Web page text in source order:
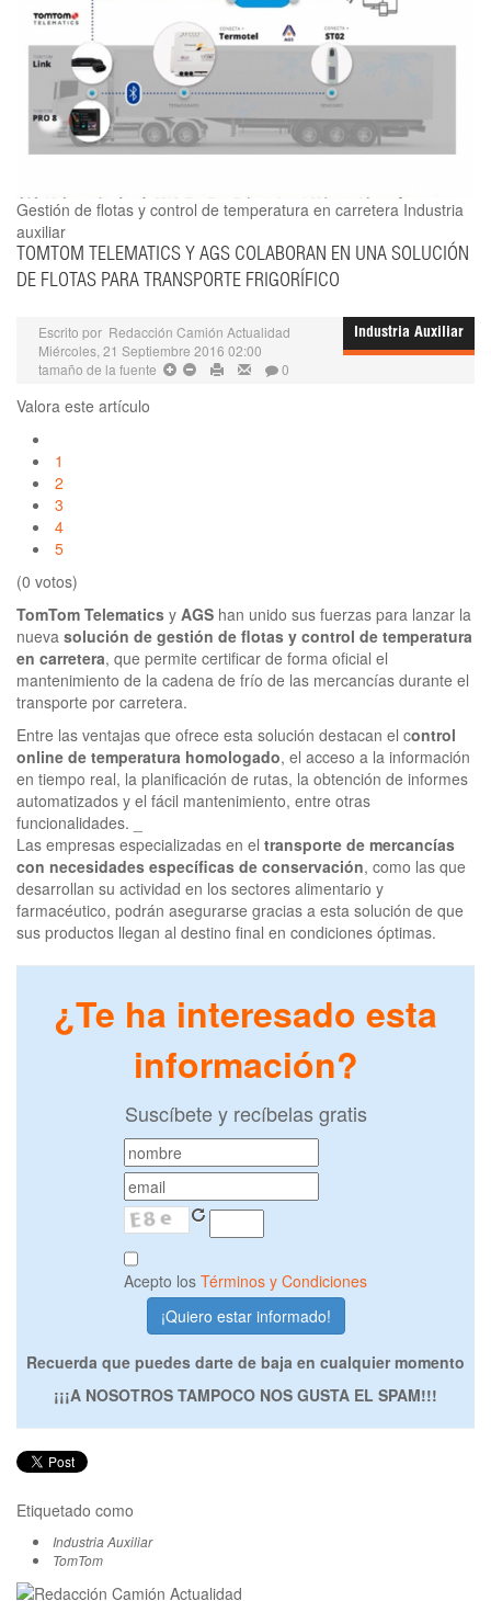
Gestión de flotas y control de temperatura en carretera Industria
auxiliar
TOMTOM TELEMATICS Y AGS COLABORAN EN UNA SOLUCIÓN
DE FLOTAS PARA TRANSPORTE FRIGORÍFICO
Industria Auxiliar
Escrito por Redacción Camión Actualidad
Miércoles, 21 Septiembre 2016 02:00
tamaño de la fuente
0
Valora este artículo
1
2
3
4
5
(0 votos)
TomTom Telematics y AGS han unido sus fuerzas para lanzar la
nueva solución de gestión de flotas y control de temperatura
en carretera, que permite certificar de forma oficial el
mantenimiento de la cadena de frío de las mercancías durante el
transporte por carretera.
Entre las ventajas que ofrece esta solución destacan el control
online de temperatura homologado, el acceso a la información
en tiempo real, la planificación de rutas, la obtención de informes
automatizados y el fácil mantenimiento, entre otras
funcionalidades. _
Las empresas especializadas en el transporte de mercancías
con necesidades específicas de conservación, como las que
desarrollan su actividad en los sectores alimentario y
farmacéutico, podrán asegurarse gracias a esta solución de que
sus productos llegan al destino final en condiciones óptimas.
¿Te ha interesado esta
información?
Suscíbete y recíbelas gratis
Acepto los Términos y Condiciones
Recuerda que puedes darte de baja en cualquier momento
¡¡¡A NOSOTROS TAMPOCO NOS GUSTA EL SPAM!!!
Etiquetado como
Industria Auxiliar
TomTom